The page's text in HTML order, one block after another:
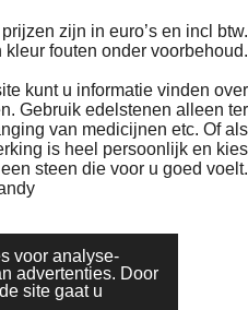
voor analyse-
advertenties. Door
site gaat u
zijn in euro’s en incl btw.
kleur fouten onder voorbehoud.
kunt u informatie vinden over
Gebruik edelstenen alleen ter
van medicijnen etc. Of als
is heel persoonlijk en kies
een steen die voor u goed voelt.